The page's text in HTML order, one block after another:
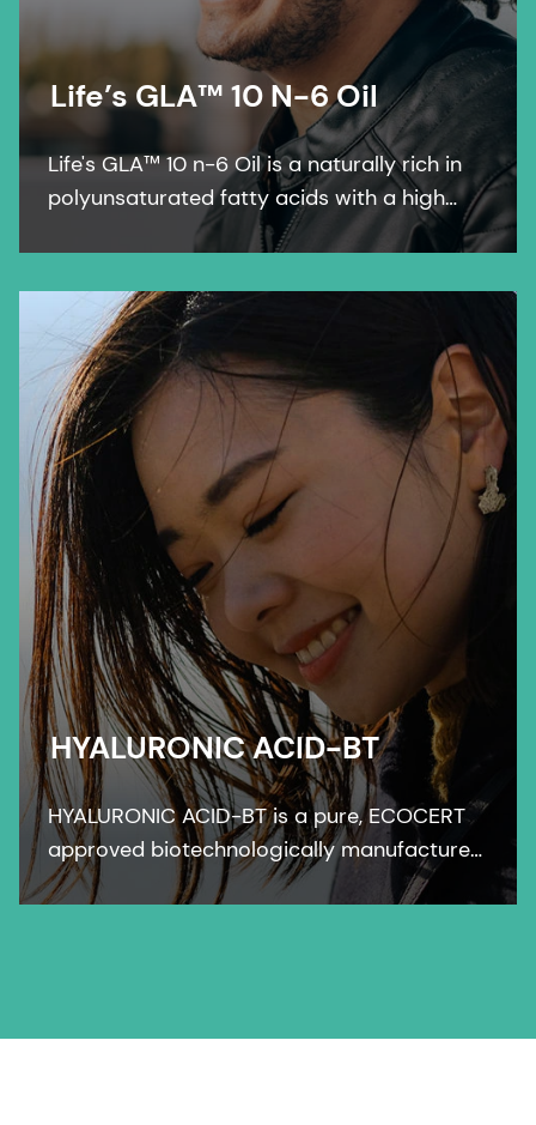
Life’s GLA™ 10 N-6 Oil
Life's GLA™ 10 n-6 Oil is a naturally rich in
polyunsaturated fatty acids with a high
GLA content. The active contains at least
triglycerides and is stabilized with dl-α-
tocopherol and ascorbyl palmitate.
HYALURONIC ACID-BT
HYALURONIC ACID-BT is a pure, ECOCERT
approved biotechnologically manufactured
skin bioactive that perfectly moisturizes